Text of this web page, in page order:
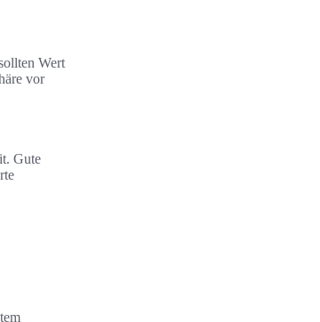
Wert
vor
Gute